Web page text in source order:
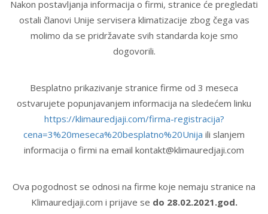
Nakon postavljanja informacija o firmi, stranice će pregledati
ostali članovi Unije servisera klimatizacije zbog čega vas
molimo da se pridržavate svih standarda koje smo
dogovorili.
Besplatno prikazivanje stranice firme od 3 meseca
ostvarujete popunjavanjem informacija na sledećem linku
https://klimauredjaji.com/firma-registracija?
cena=3%20meseca%20besplatno%20Unija ili slanjem
informacija o firmi na email kontakt@klimauredjaji.com
Ova pogodnost se odnosi na firme koje nemaju stranice na
Klimauredjaji.com i prijave se do 28.02.2021.god.